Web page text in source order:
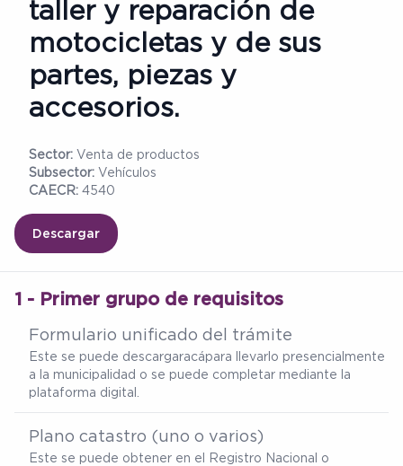
taller y reparación de
motocicletas y de sus
partes, piezas y
accesorios.
Sector: Venta de productos
Subsector: Vehículos
CAECR: 4540
Descargar
1 - Primer grupo de requisitos
Formulario unificado del trámite
Este se puede descargaracápara llevarlo presencialmente
a la municipalidad o se puede completar mediante la
plataforma digital.
Plano catastro (uno o varios)
Este se puede obtener en el Registro Nacional o